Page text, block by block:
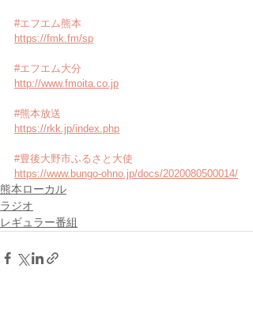
#エフエム熊本
https://fmk.fm/sp
#エフエム大分
http://www.fmoita.co.jp
#熊本放送
https://rkk.jp/index.php
#豊後大野市ふるさと大使
https://www.bungo-ohno.jp/docs/2020080500014/
熊本ローカル
ラジオ
レギュラー番組